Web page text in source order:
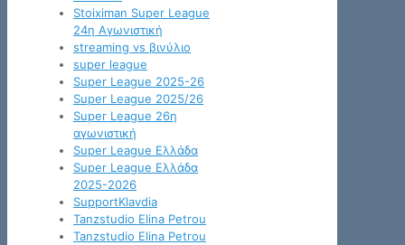
Stoiximan Super League
24η Αγωνιστική
streaming vs βινύλιο
super league
Super League 2025-26
Super League 2025/26
Super League 26η
αγωνιστική
Super League Ελλάδα
Super League Ελλάδα
2025-2026
SupportKlavdia
Tanzstudio Elina Petrou
Tanzstudio Elina Petrou